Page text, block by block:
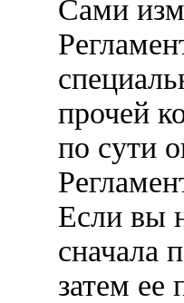
Сами
прочей
по сути
Если вы
сначала
затем ее